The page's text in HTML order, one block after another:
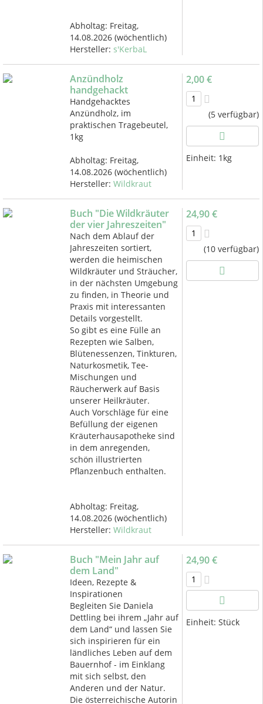
Abholtag: Freitag,
14.08.2026(wöchentlich)
Hersteller: s'KerbaL
Anzündholz
handgehackt
Handgehacktes
Anzündholz, im
praktischen Tragebeutel,
1kg
Abholtag: Freitag,
14.08.2026(wöchentlich)
Hersteller: Wildkraut
2,00 €
(5 verfügbar)
Einheit: 1kg
Buch "Die Wildkräuter
der vier Jahreszeiten"
Nach dem Ablauf der
Jahreszeiten sortiert,
werden die heimischen
Wildkräuter und Sträucher,
in der nächsten Umgebung
zu finden, in Theorie und
Praxis mit interessanten
Details vorgestellt.
So gibt es eine Fülle an
Rezepten wie Salben,
Blütenessenzen, Tinkturen,
Naturkosmetik, Tee-
Mischungen und
Räucherwerk auf Basis
unserer Heilkräuter.
Auch Vorschläge für eine
Befüllung der eigenen
Kräuterhausapotheke sind
in dem anregenden,
schön illustrierten
Pflanzenbuch enthalten.
Abholtag: Freitag,
14.08.2026(wöchentlich)
Hersteller: Wildkraut
24,90 €
(10 verfügbar)
Buch "Mein Jahr auf
dem Land"
Ideen, Rezepte &
Inspirationen
Begleiten Sie Daniela
Dettling bei ihrem „Jahr auf
dem Land“ und lassen Sie
sich inspirieren für ein
ländliches Leben auf dem
Bauernhof - im Einklang
mit sich selbst, den
Anderen und der Natur.
Die österreichische Autorin
24,90 €
Einheit: Stück